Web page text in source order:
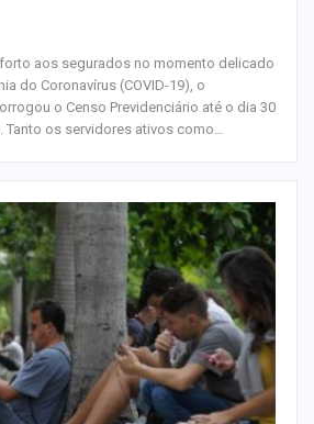
aos segurados no momento delicado
do Coronavírus (COVID-19), o
o Censo Previdenciário até o dia 30
Tanto os servidores ativos como…